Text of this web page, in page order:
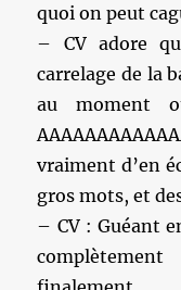
quoi on peut
– CV adore
carrelage de la
au moment
vraiment d’en
gros mots, et
– CV : Guéant